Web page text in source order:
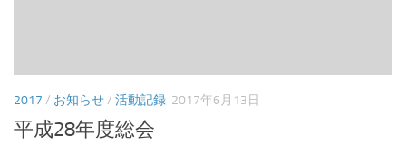
2017 / お知らせ/ 活動記録 2017年6月13日
平成28年度総会